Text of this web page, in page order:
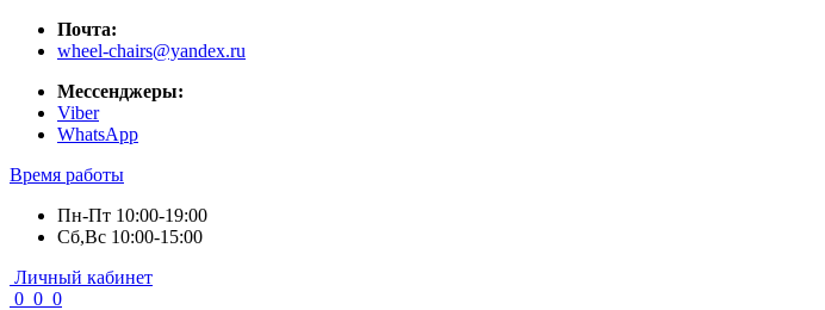
Почта:
wheel-chairs@yandex.ru
Мессенджеры:
Viber
WhatsApp
Время работы
Пн-Пт 10:00-19:00
Сб,Вс 10:00-15:00
Личный кабинет
0 0 0